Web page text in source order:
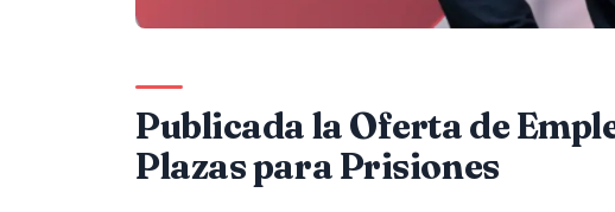
Publicada la Oferta de
Plazas para Prisiones